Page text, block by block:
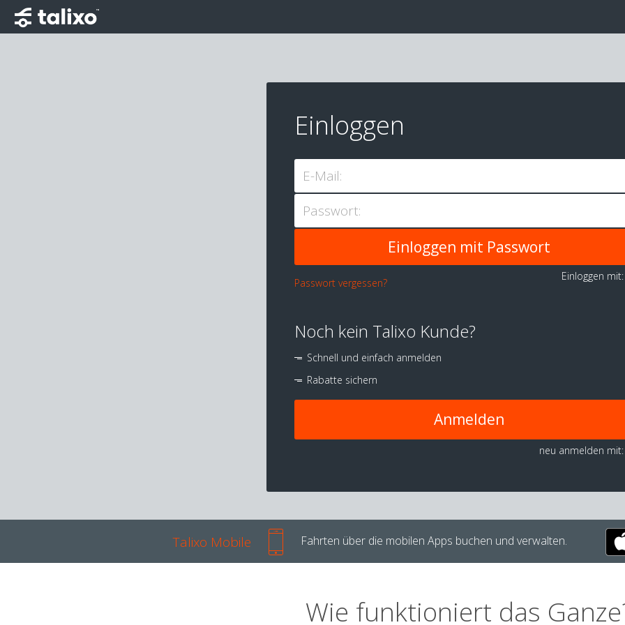
Einloggen
E-Mail:
Passwort:
Passwort vergessen?
Einloggen
Noch kein Talixo Kunde?
Schnell und einfach anmelden
Rabatte sichern
Anmelden
neu anmelden mit:
Talixo Mobile Fahrten über die mobilen Apps buchen und verwalten.
Wie funktioniert das